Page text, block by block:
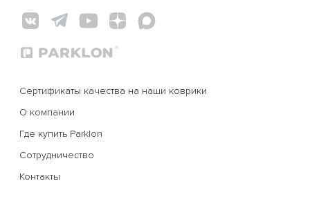
Сертификаты качества на наши коврики
О компании
Где купить Parklon
Сотрудничество
Контакты